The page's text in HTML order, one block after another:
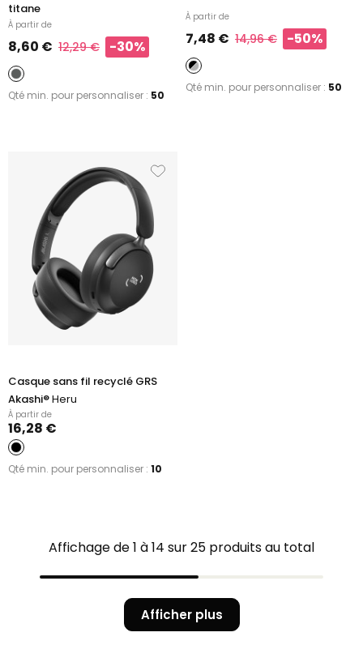
titane
À partir de
8,60 € 12,29 € -30%
Qté min. pour personnaliser : 50
À partir de
7,48 € 14,96 € -50%
Qté min. pour personnaliser : 50
Casque sans fil recyclé GRS
Akashi®Heru
À partir de
16,28 €
Qté min. pour personnaliser : 10
Affichage de 1 à 14 sur 25 produits au total
Afficher plus